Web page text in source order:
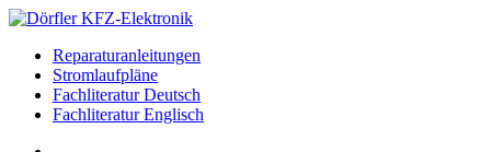
Zum
springenReparaturanleitungen
Stromlaufpläne
Fachliteratur Deutsch
Fachliteratur Englisch